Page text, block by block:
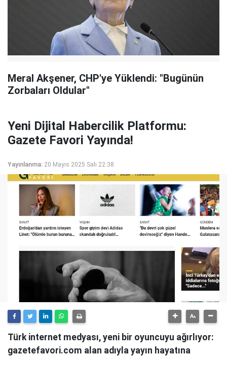
Meral Akşener, CHP'ye Yüklendi: "Bugünün
Zorbaları Oldular"
Yeni Dijital Habercilik Platformu:
Gazete Favori Yayında!
Yayınlanma: 20 Mayıs 2025 Salı 22:38
Türk internet medyası, yeni bir oyuncuyu ağırlıyor:
gazetefavori.com alan adıyla yayın hayatına